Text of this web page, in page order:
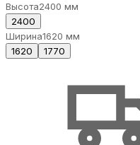
Высота2400 мм
2400
Ширина1620 мм
1620
1770